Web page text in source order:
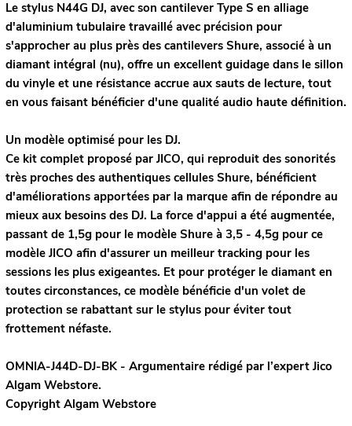
Le stylus N44G DJ, avec son cantilever Type S en alliage
d'aluminium tubulaire travaillé avec précision pour
s'approcher au plus près des cantilevers Shure, associé à un
diamant intégral (nu), offre un excellent guidage dans le sillon
du vinyle et une résistance accrue aux sauts de lecture, tout
en vous faisant bénéficier d'une qualité audio haute définition.
Un modèle optimisé pour les DJ.
Ce kit complet proposé par JICO, qui reproduit des sonorités
très proches des authentiques cellules Shure, bénéficient
d'améliorations apportées par la marque afin de répondre au
mieux aux besoins des DJ. La force d'appui a été augmentée,
passant de 1,5g pour le modèle Shure à 3,5 - 4,5gpour ce
modèle JICO afin d'assurer un meilleur tracking pour les
sessions les plus exigeantes. Et pour protéger le diamant en
toutes circonstances, ce modèle bénéficie d'un volet de
protection se rabattant sur le stylus pour éviter tout
frottement néfaste.
OMNIA-J44D-DJ-BK - Argumentaire rédigé par l’expert Jico
Algam Webstore.
Copyright Algam Webstore